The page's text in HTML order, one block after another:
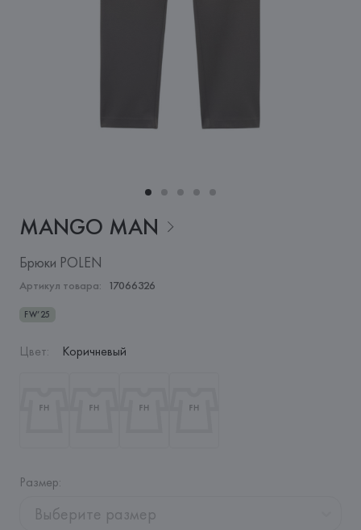
MANGO MAN
Брюки POLEN
Артикул товара: 17066326
FW’25
Цвет: Коричневый
Размер:
Выберите размер